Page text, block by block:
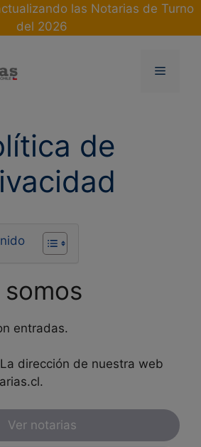
las Notarias de Turno
del 2026
Menu
de
entradas.
La dirección de nuestra web
Ver notarias